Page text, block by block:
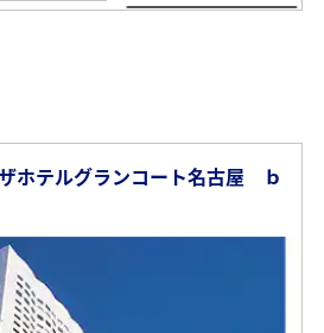
ホテルグランコート名古屋 ｂ